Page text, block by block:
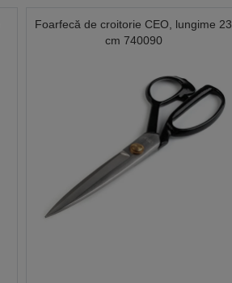
Foarfecă de croitorie CEO, lungime 23
cm 740090